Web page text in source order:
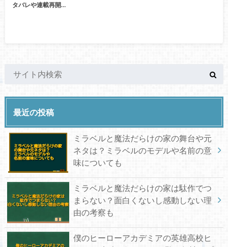
タバレや連載再開…
最近の投稿
ミラベルと魔法だらけの家の舞台や元
ネタは？ミラベルのモデルや名前の意
味についても
ミラベルと魔法だらけの家は駄作でつ
まらない？面白くないし感動しない理
由の考察も
僕のヒーローアカデミアの英雄高校ヒ